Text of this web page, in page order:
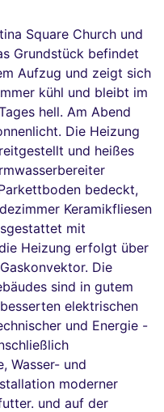
Square Church und
Grundstück befindet
Aufzug und zeigt sich
kühl und bleibt im
hell. Am Abend
Die Heizung
und heißes
bedeckt,
Keramikfliesen
mit
Heizung erfolgt über
Die
sind in gutem
elektrischen
und Energie -
Wasser- und
moderner
und auf der